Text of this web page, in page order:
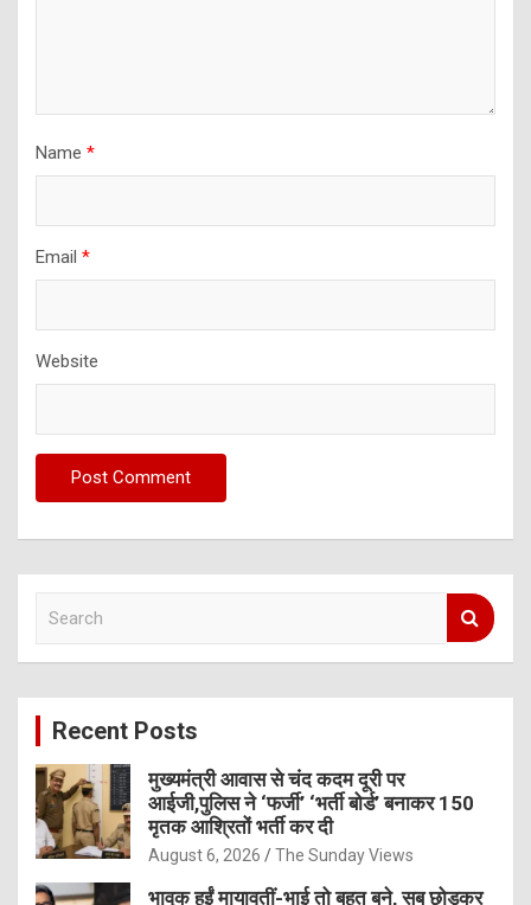
Name *
Email *
Website
c
Recent Posts
मुख्यमंत्री आवास से चंद कदम दूरी पर
आईजी,पुलिस ने ‘फर्जी’ ‘भर्ती बोर्ड’ बनाकर 150
मृतक आश्रितों भर्ती कर दी
August 6, 2026 The Sunday Views
भावुक हुईं मायावतीं-भाई तो बहुत बने, सब छोड़कर